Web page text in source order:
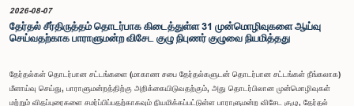
யோசனையையும் குழுத் தலைவர் முன்வைத்தார்.
2026-08-07
தேர்தல் சீர்திருத்தம் தொடர்பாக கிடைத்துள்ள 31 முன்மொழிவுகளை ஆய்வு
செய்வதற்காக பாராளுமன்ற விசேட குழு நிபுணர் குழுவை நியமித்தது
தேர்தல்கள் தொடர்பான சட்டங்களை (மாகாண சபை தேர்தல்களுடன் தொடர்பான சட்டங்கள் நீங்கலாக)
மீளாய்வு செய்து, பாராளுமன்றத்திற்கு அறிக்கையிடுவதற்கும், அது தொடர்பிலான முன்மொழிவுகள்
மற்றும் விதப்புரைகளை சமர்ப்பிப்பதற்காகவும் நியமிக்கப்பட்டுள்ள பாராளுமன்ற விசேட குழு, தேர்தல்